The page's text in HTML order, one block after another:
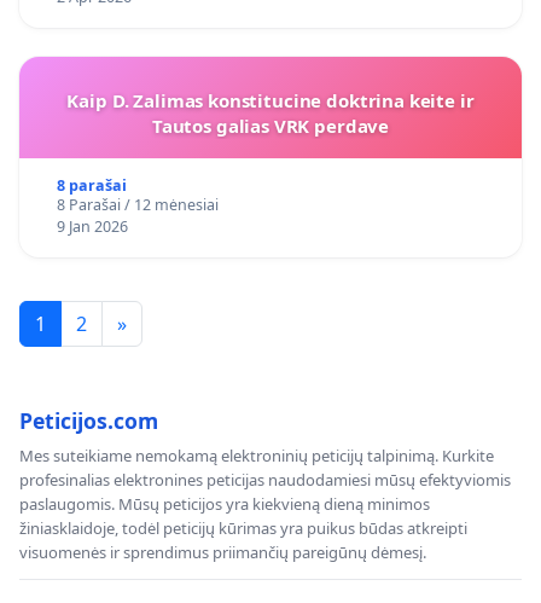
Kaip D. Zalimas konstitucine doktrina keite ir
Tautos galias VRK perdave
8 parašai
8 Parašai / 12 mėnesiai
9 Jan 2026
1 2 »
Peticijos.com
Mes suteikiame nemokamą elektroninių peticijų talpinimą. Kurkite
profesinalias elektronines peticijas naudodamiesi mūsų efektyviomis
paslaugomis. Mūsų peticijos yra kiekvieną dieną minimos
žiniasklaidoje, todėl peticijų kūrimas yra puikus būdas atkreipti
visuomenės ir sprendimus priimančių pareigūnų dėmesį.